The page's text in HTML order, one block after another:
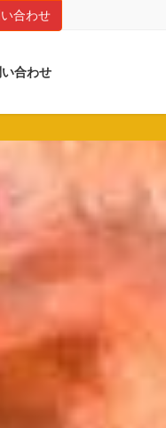
合わせ
合わせ